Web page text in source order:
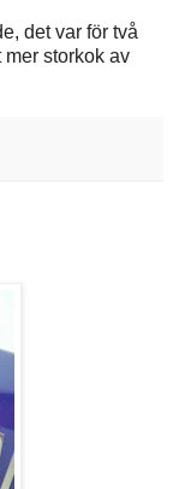
det var för två
storkok av